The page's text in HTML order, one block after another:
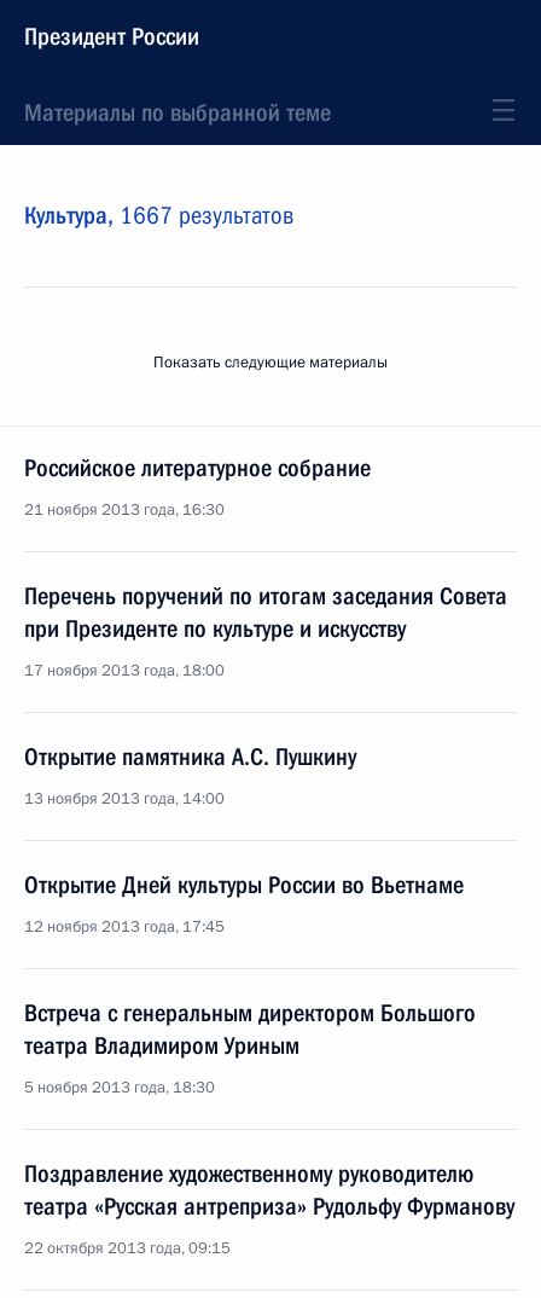
Президент России
Материалы по выбранной теме
Культура, 1667 результатов
Показать следующие материалы
Российское литературное собрание
21 ноября 2013 года, 16:30
Перечень поручений по итогам заседания Совета
при Президенте по культуре и искусству
17 ноября 2013 года, 18:00
Открытие памятника А.С. Пушкину
13 ноября 2013 года, 14:00
Открытие Дней культуры России во Вьетнаме
12 ноября 2013 года, 17:45
Встреча с генеральным директором Большого
театра Владимиром Уриным
5 ноября 2013 года, 18:30
Поздравление художественному руководителю
театра «Русская антреприза» Рудольфу Фурманову
22 октября 2013 года, 09:15